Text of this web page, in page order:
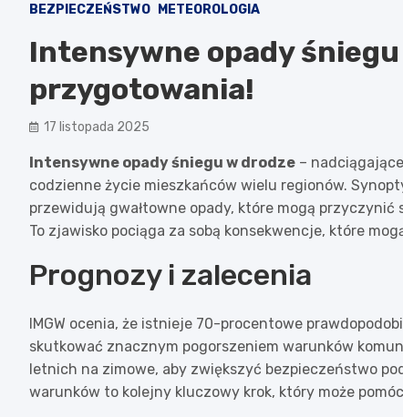
BEZPIECZEŃSTWO METEOROLOGIA
Intensywne opady
przygotowania!
17 listopada 2025
Intensywne opady śniegu w drodze –
codzienne życie mieszkańców wielu regionów.
przewidują gwałtowne opady, które mogą
To zjawisko pociąga za sobą konsekwencje, które
Prognozy i zalecenia
IMGW ocenia, że istnieje 70-procentowe
skutkować znacznym pogorszeniem warunków
letnich na zimowe, aby zwiększyć bezpieczeństwo
warunków to kolejny kluczowy krok, który może